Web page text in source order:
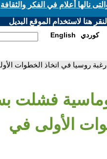
نالها أعلام في الفكر والثقافة
هنا لاستخدام الموقع البديل
English كوردي
روسيا في اتخاذ الخطوات
فشلت
الأولى في